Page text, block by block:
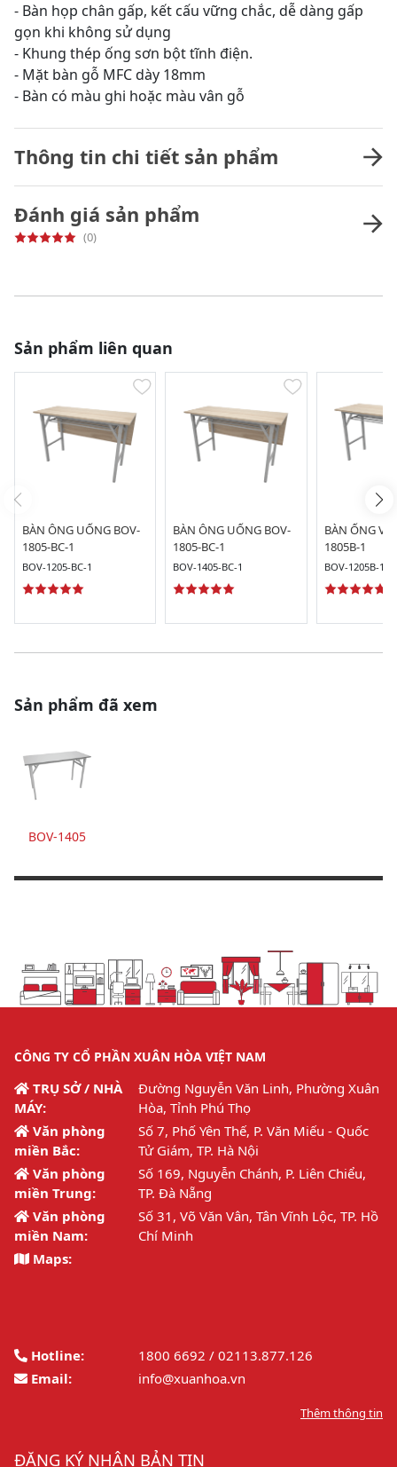
- Bàn họp chân gấp, kết cấu vững chắc, dễ dàng gấp
gọn khi không sử dụng
- Khung thép ống sơn bột tĩnh điện.
- Mặt bàn gỗ MFC dày 18mm
- Bàn có màu ghi hoặc màu vân gỗ
Thông tin chi tiết sản phẩm
Đánh giá sản phẩm
(0)
Sản phẩm liên quan
BÀN ÔNG UỐNG BOV-
1805-BC-1
BOV-1205-BC-1
BÀN ÔNG UỐNG BOV-
1805-BC-1
BOV-1405-BC-1
BÀN ỐNG
1805B-1
BOV-1205B-1
Sản phẩm đã xem
BOV-1405
CÔNG TY CỔ PHẦN XUÂN HÒA VIỆT NAM
TRỤ SỞ / NHÀ
MÁY:
Đường Nguyễn Văn Linh, Phường Xuân
Hòa, Tỉnh Phú Thọ
Văn phòng
miền Bắc:
Số 7, Phố Yên Thế, P. Văn Miếu - Quốc
Tử Giám, TP. Hà Nội
Văn phòng
miền Trung:
Số 169, Nguyễn Chánh, P. Liên Chiểu,
TP. Đà Nẵng
Văn phòng
miền Nam:
Số 31, Võ Văn Vân, Tân Vĩnh Lộc, TP. Hồ
Chí Minh
Maps:
Hotline:
1800 6692 / 02113.877.126
Email:
info@xuanhoa.vn
Thêm thông tin
ĐĂNG KÝ NHẬN BẢN TIN